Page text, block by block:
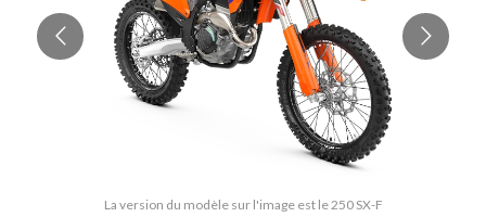
La version du modèle sur l'image est le 250 SX-F